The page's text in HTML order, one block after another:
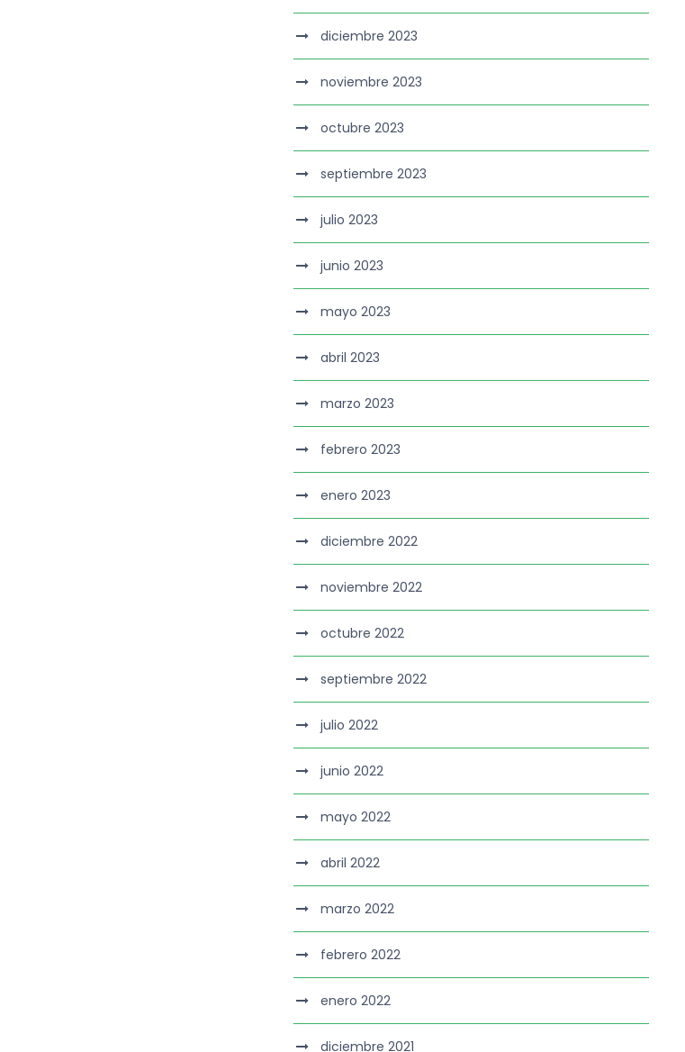
diciembre 2023
noviembre 2023
octubre 2023
septiembre 2023
julio 2023
junio 2023
mayo 2023
abril 2023
marzo 2023
febrero 2023
enero 2023
diciembre 2022
noviembre 2022
octubre 2022
septiembre 2022
julio 2022
junio 2022
mayo 2022
abril 2022
marzo 2022
febrero 2022
enero 2022
diciembre 2021